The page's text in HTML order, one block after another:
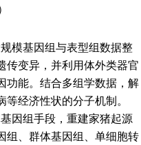
模基因组与表型组数据整
传变异，并利用体外类器官
功能。结合多组学数据，解
经济性状的分子机制。
因组手段，重建家猪起源
组、群体基因组、单细胞转